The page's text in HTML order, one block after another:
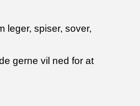
leger, spiser, sover,
gerne vil ned for at